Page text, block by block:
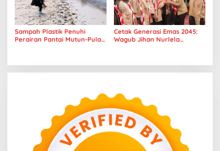
Sampah Plastik Penuhi
Perairan Pantai Mutun-Pulau
Cetak Generasi Emas 2045:
Wagub Jihan Nurlela